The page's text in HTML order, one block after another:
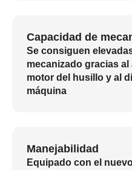
Capacidad de
Se consiguen
mecanizado gracias
motor del husillo y al
máquina
Manejabilidad
Equipado con el